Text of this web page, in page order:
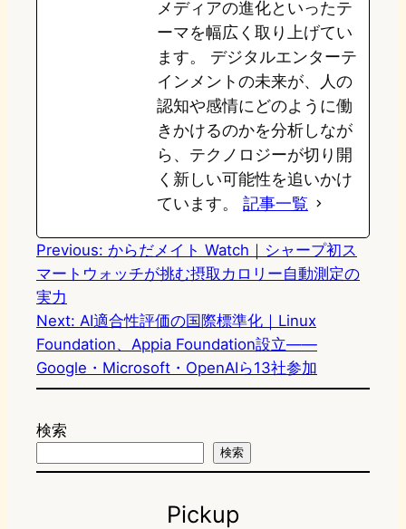
メディアの進化といったテ
ーマを幅広く取り上げてい
ます。 デジタルエンターテ
インメントの未来が、人の
認知や感情にどのように働
きかけるのかを分析しなが
ら、テクノロジーが切り開
く新しい可能性を追いかけ
ています。 記事一覧
Previous: からだメイト Watch｜シャープ初ス
マートウォッチが挑む摂取カロリー自動測定の
実力
Next: AI適合性評価の国際標準化｜Linux
Foundation、Appia Foundation設立——
Google・Microsoft・OpenAIら13社参加
検索
検索
Pickup